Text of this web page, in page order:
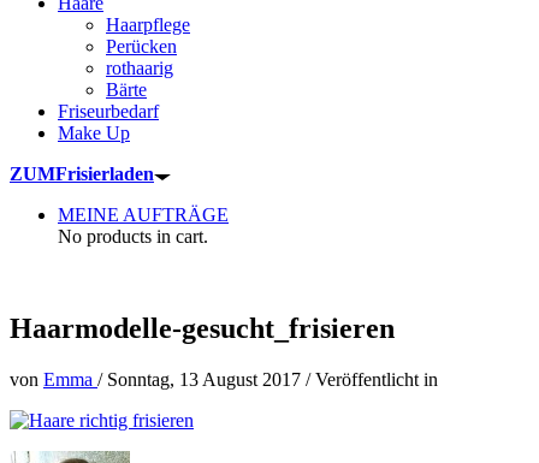
Haarpflege
Perücken
rothaarig
Bärte
Friseurbedarf
Make Up
ZUMFrisierladen
MEINE AUFTRÄGE
No products in cart.
Haarmodelle-gesucht_frisieren
von Emma / Sonntag, 13 August 2017 /Veröffentlicht in